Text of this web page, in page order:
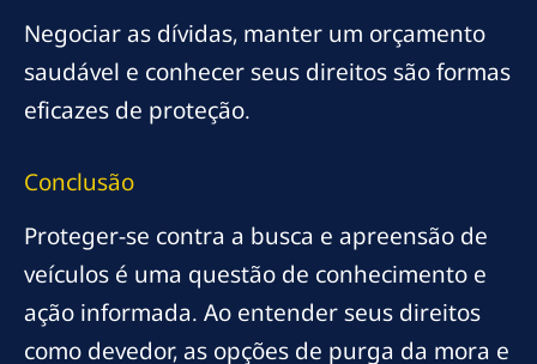
Negociar as dívidas, manter um orçamento
saudável e conhecer seus direitos são formas
eficazes de proteção.
Conclusão
Proteger-se contra a busca e apreensão de
veículos é uma questão de conhecimento e
ação informada. Ao entender seus direitos
como devedor, as opções de purga da mora e